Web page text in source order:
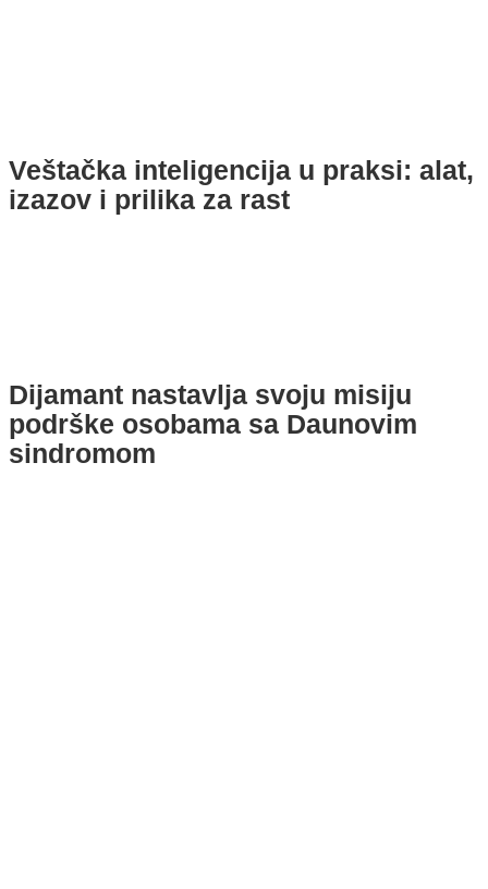
Veštačka inteligencija u praksi: alat,
izazov i prilika za rast
Dijamant nastavlja svoju misiju
podrške osobama sa Daunovim
sindromom